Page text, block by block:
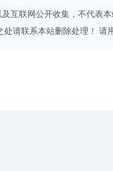
互联网公开收集，不代表
请联系本站删除处理！ 请